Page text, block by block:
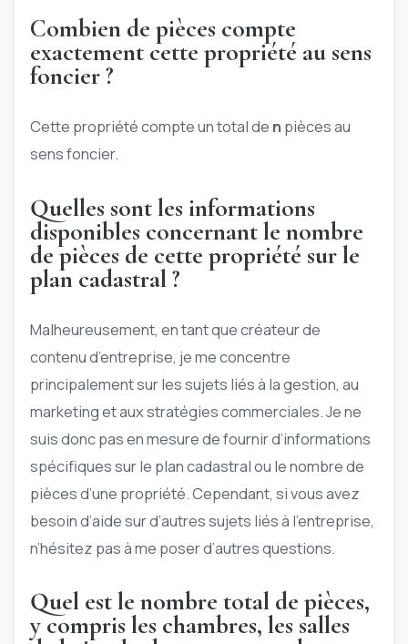
Combien de pièces compte
exactement cette propriété au sens
foncier ?
Cette propriété compte un total de n pièces au
sens foncier.
Quelles sont les informations
disponibles concernant le nombre
de pièces de cette propriété sur le
plan cadastral ?
Malheureusement, en tant que créateur de
contenu d’entreprise, je me concentre
principalement sur les sujets liés à la gestion, au
marketing et aux stratégies commerciales. Je ne
suis donc pas en mesure de fournir d’informations
spécifiques sur le plan cadastral ou le nombre de
pièces d’une propriété. Cependant, si vous avez
besoin d’aide sur d’autres sujets liés à l’entreprise,
n’hésitez pas à me poser d’autres questions.
Quel est le nombre total de pièces,
y compris les chambres, les salles